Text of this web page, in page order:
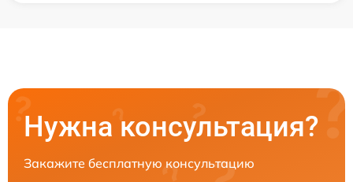
Нужна консультация?
Закажите бесплатную консультацию